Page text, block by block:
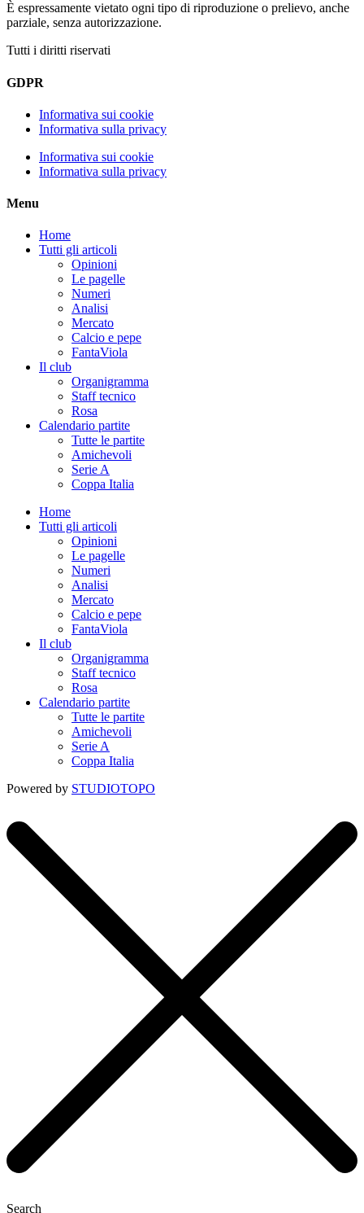
È espressamente vietato ogni tipo di riproduzione o prelievo, anche
parziale, senza autorizzazione.
Tutti i diritti riservati
GDPR
Informativa sui cookie
Informativa sulla privacy
Informativa sui cookie
Informativa sulla privacy
Menu
Home
Tutti gli articoli
Opinioni
Le pagelle
Numeri
Analisi
Mercato
Calcio e pepe
FantaViola
Il club
Organigramma
Staff tecnico
Rosa
Calendario partite
Tutte le partite
Amichevoli
Serie A
Coppa Italia
Home
Tutti gli articoli
Opinioni
Le pagelle
Numeri
Analisi
Mercato
Calcio e pepe
FantaViola
Il club
Organigramma
Staff tecnico
Rosa
Calendario partite
Tutte le partite
Amichevoli
Serie A
Coppa Italia
Powered by STUDIOTOPO
Search